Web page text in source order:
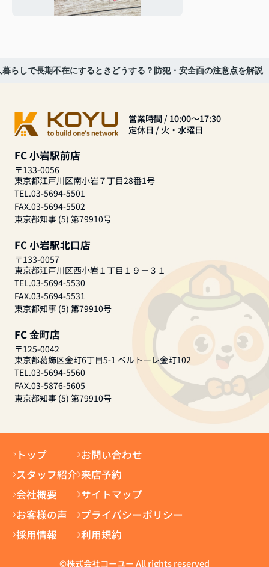
暮らしで長期不在にするときどうする？防犯・安全面の注意点を解説
営業時間 / 10:00～17:30
定休日 / 火・水曜日
FC 小岩駅前店
〒133-0056
東京都江戸川区南小岩７丁目28番1号
TEL.03-5694-5501
FAX.03-5694-5502
東京都知事 (5) 第79910号
FC 小岩駅北口店
〒133-0057
東京都江戸川区西小岩１丁目１９－３１
TEL.03-5694-5530
FAX.03-5694-5531
東京都知事 (5) 第79910号
FC 金町店
〒125-0042
東京都葛飾区金町6丁目5-1 ベルトーレ金町102
TEL.03-5694-5560
FAX.03-5876-5605
東京都知事 (5) 第79910号
トップ
スタッフ紹介
会社概要
お客様の声
採用情報
お問い合わせ
来店予約
サイトマップ
プライバシーポリシー
利用規約
©株式会社コーユー All rights reserved